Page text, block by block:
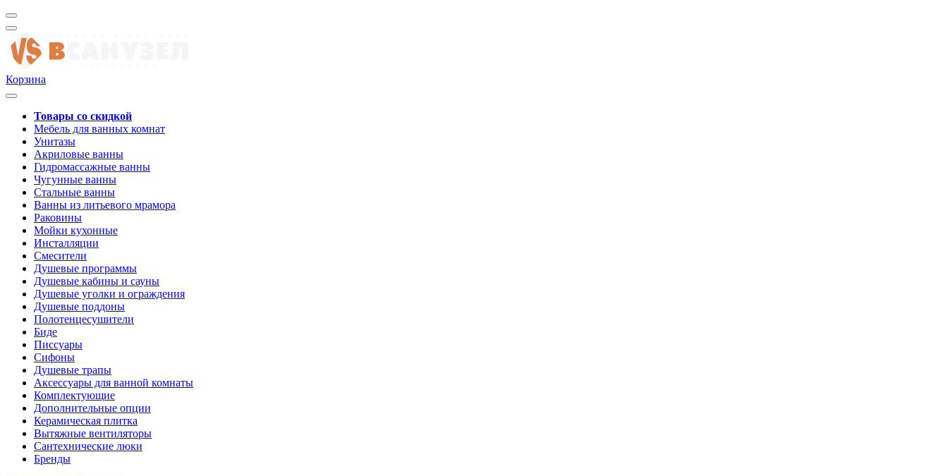
Корзина
Товары со скидкой
Мебель для ванных комнат
Унитазы
Акриловые ванны
Гидромассажные ванны
Чугунные ванны
Стальные ванны
Ванны из литьевого мрамора
Раковины
Мойки кухонные
Инсталляции
Смесители
Душевые программы
Душевые кабины и сауны
Душевые уголки и ограждения
Душевые поддоны
Полотенцесушители
Биде
Писсуары
Сифоны
Душевые трапы
Аксессуары для ванной комнаты
Комплектующие
Дополнительные опции
Керамическая плитка
Вытяжные вентиляторы
Сантехнические люки
Бренды